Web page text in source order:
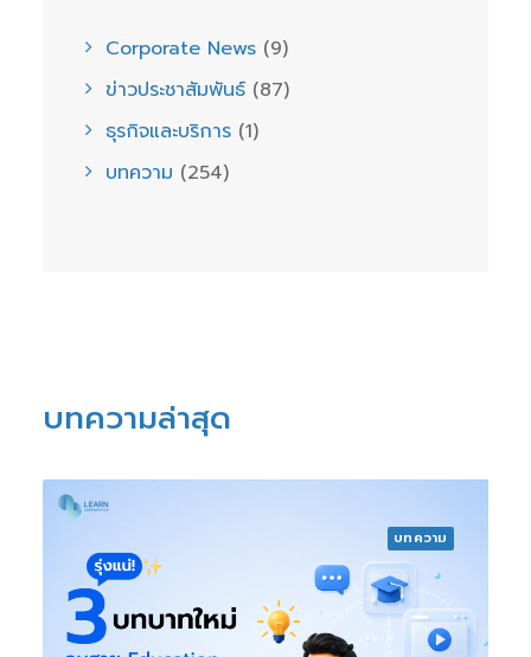
Corporate News (9)
ข่าวประชาสัมพันธ์ (87)
ธุรกิจและบริการ (1)
บทความ (254)
บทความล่าสุด
บทความ